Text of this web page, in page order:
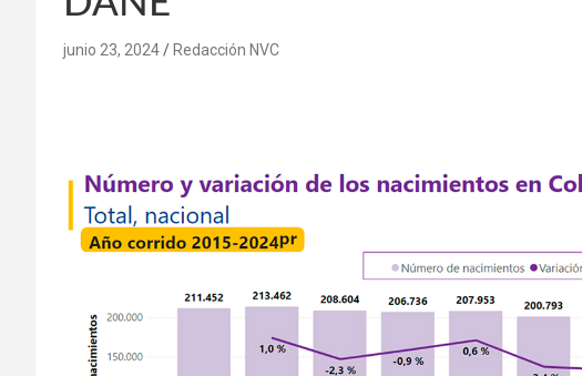
junio 23, 2024 Redacción NVC